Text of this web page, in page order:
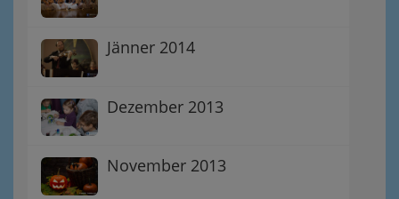
Jänner 2014
Dezember 2013
November 2013